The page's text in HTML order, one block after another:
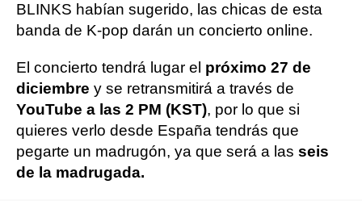
BLINKS habían sugerido, las chicas de esta
banda de K-pop darán un concierto online.
El concierto tendrá lugar el próximo 27 de
diciembre y se retransmitirá a través de
YouTube a las 2 PM (KST), por lo que si
quieres verlo desde España tendrás que
pegarte un madrugón, ya que será a las seis
de la madrugada.